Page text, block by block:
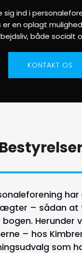
sig ind i
er en oplagt
både socialt
KONTAKT OS
– sådan at
Herunder
– hos
som